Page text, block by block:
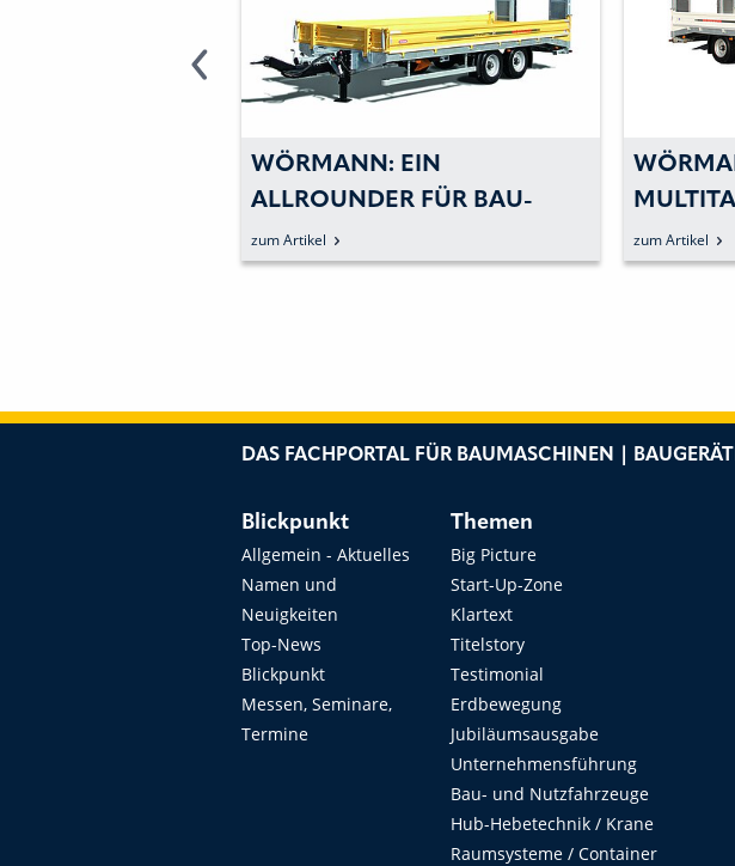
WÖRMANN: EIN
ALLROUNDER FÜR BAU-
PROFIS
zum Artikel
HOCH-,
zum Artikel
DAS FACHPORTAL FÜR BAUMASCHINEN |
Blickpunkt
Allgemein - Aktuelles
Namen und
Neuigkeiten
Top-News
Blickpunkt
Messen, Seminare,
Termine
Themen
Big Picture
Start-Up-Zone
Klartext
Titelstory
Testimonial
Erdbewegung
Jubiläumsausgabe
Unternehmensführung
Bau- und Nutzfahrzeuge
Hub-Hebetechnik / Krane
Raumsysteme / Container